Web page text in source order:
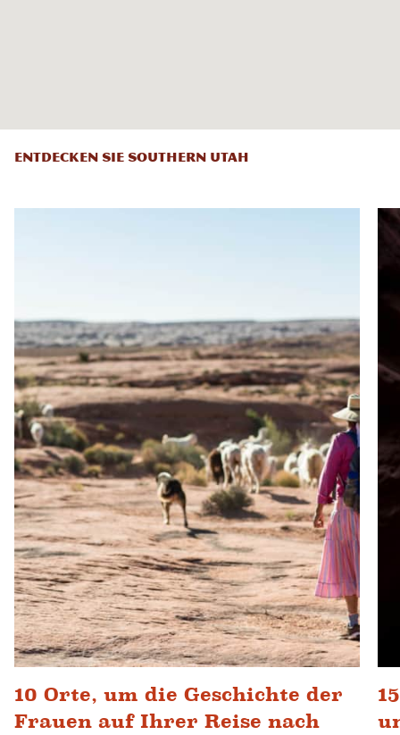
ENTDECKEN SIE SOUTHERN UTAH
10 Orte, um die Geschichte der
Frauen auf Ihrer Reise nach